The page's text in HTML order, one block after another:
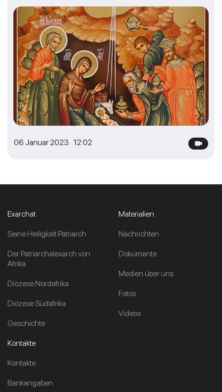
06 Januar 2023 12:02
Exarchat
Seine Heiligkeit Patriarch
Der Patriarchalexarch von
Afrika
Diözese Nordafrika
Diözese Südafrika
Geschichte
Materialien
Nachrichten
Dokumente
Medien über uns
Fotos
Videos
Kontakte
Kontakte
Bankangaben